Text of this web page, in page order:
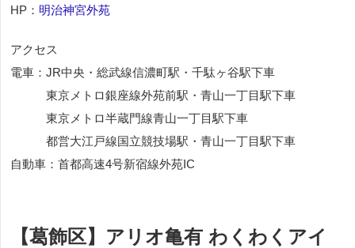
HP： 明治神宮外苑
アクセス
電車：JR中央・総武線信濃町駅・千駄ヶ谷駅下車
東京メトロ銀座線外苑前駅・青山一丁目駅下車
東京メトロ半蔵門線青山一丁目駅下車
都営大江戸線国立競技場駅・青山一丁目駅下車
自動車：首都高速4号新宿線外苑IC
【葛飾区】アリオ亀有 わくわくアイ